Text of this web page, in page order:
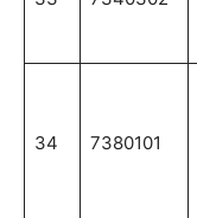
34 7380101